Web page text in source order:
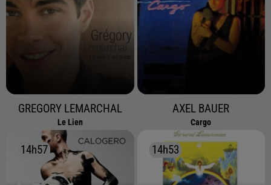
GREGORY LEMARCHAL
Le Lien
AXEL BAUER
Cargo
14h57
14h57 14h53
14h53